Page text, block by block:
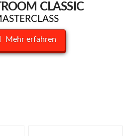
CLASSIC
Mehr erfahren